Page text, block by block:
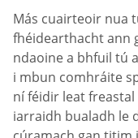
Más cuairteoir nua
fhéidearthacht ann
ndaoine a bhfuil tú
i mbun comhráite
ní féidir leat
iarraidh bualadh le